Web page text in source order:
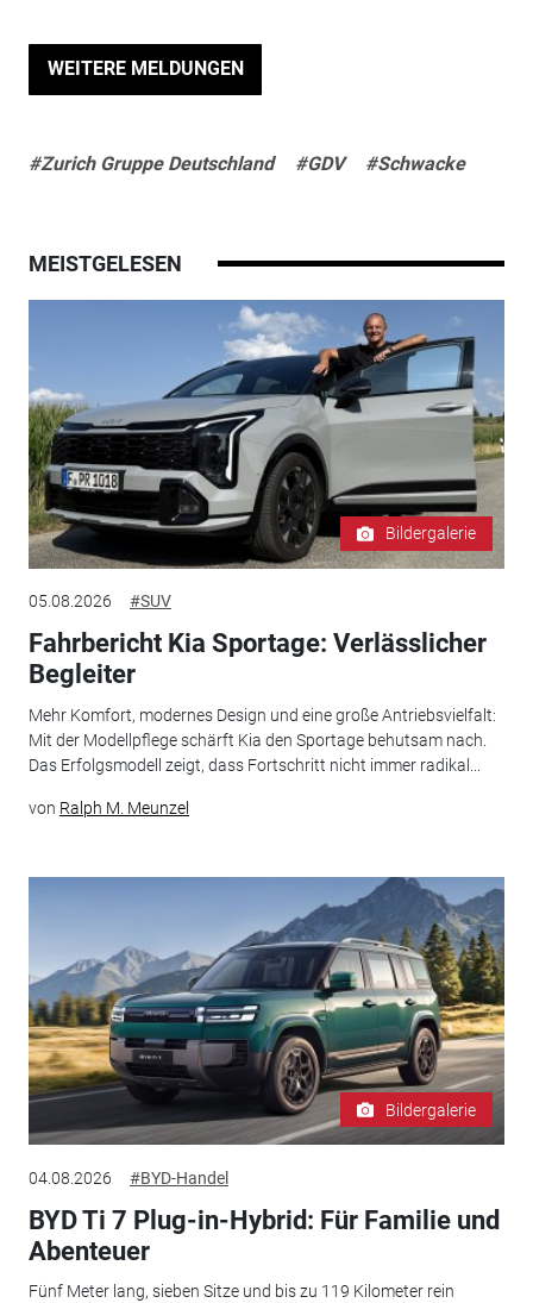
WEITERE MELDUNGEN
#Zurich Gruppe Deutschland #GDV #Schwacke
MEISTGELESEN
Bildergalerie
05.08.2026 #SUV
Fahrbericht Kia Sportage: Verlässlicher
Begleiter
Mehr Komfort, modernes Design und eine große Antriebsvielfalt:
Mit der Modellpflege schärft Kia den Sportage behutsam nach.
Das Erfolgsmodell zeigt, dass Fortschritt nicht immer radikal...
von Ralph M. Meunzel
Bildergalerie
04.08.2026 #BYD-Handel
BYD Ti 7 Plug-in-Hybrid: Für Familie und
Abenteuer
Fünf Meter lang, sieben Sitze und bis zu 119 Kilometer rein